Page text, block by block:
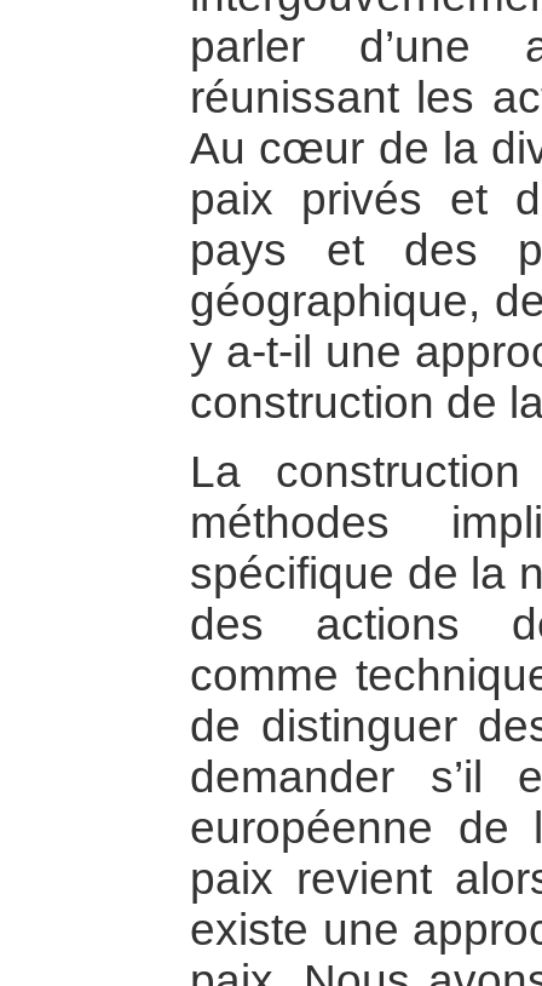
parler d’une
réunissant les
Au cœur de la
paix privés et
pays et des
géographique,
y a-t-il une
construction de
La
méthodes
spécifique de la
des actions
comme
de distinguer
demander s’il
européenne de
paix revient
existe une